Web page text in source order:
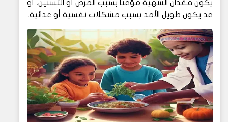
يكون فقدان الشهية مؤقتًا بسبب المرض أو التسنين، أو
قد يكون طويل الأمد بسبب مشكلات نفسية أو غذائية.